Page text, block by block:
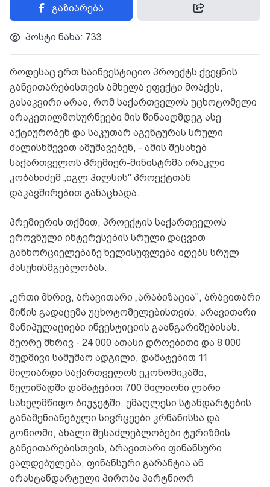
გაზიარება
პოსტი ნახა: 733
როდესაც ერთ საინვესტიციო პროექტს ქვეყნის
განვითარებისთვის ამხელა ეფექტი მოაქვს,
გასაკვირი არაა, რომ საქართველოს უცხოტომელი
არაკეთილმოსურნეები მის წინააღმდეგ ასე
აქტიურობენ და საკუთარ აგენტურას სრული
ძალისხმევით ამუშავებენ, - ამის შესახებ
საქართველოს პრემიერ-მინისტრმა ირაკლი
კობახიძემ „იგლ ჰილსის" პროექტთან
დაკავშირებით განაცხადა.
პრემიერის თქმით, პროექტის საქართველოს
ეროვნული ინტერესების სრული დაცვით
განხორციელებაზე ხელისუფლება იღებს სრულ
პასუხისმგებლობას.
„ერთი მხრივ, არავითარი „არაბიზაცია", არავითარი
მიწის გადაცემა უცხოტომელებისთვის, არავითარი
მანიპულაციები ინვესტიციის გაანგარიშებისას.
მეორე მხრივ - 24 000 ათასი დროებითი და 8 000
მუდმივი სამუშაო ადგილი, დამატებით 11
მილიარდი საქართველოს ეკონომიკაში,
წელიწადში დამატებით 700 მილიონი ლარი
სახელმწიფო ბიუჯეტში, უმაღლესი სტანდარტების
განაშენიანებული სივრცეები კრწანისსა და
გონიოში, ახალი შესაძლებლობები ტურიზმის
განვითარებისთვის, არავითარი ფინანსური
ვალდებულება, ფინანსური გარანტია ან
არასტანდარტული პირობა პარტნიორ